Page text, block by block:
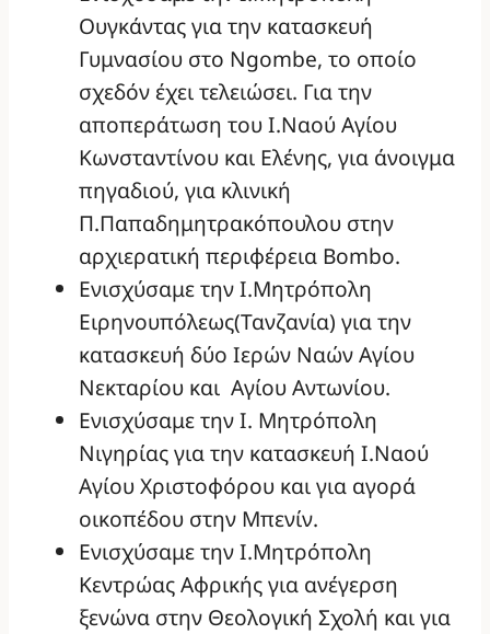
Ουγκάντας για την κατασκευή
Γυμνασίου στο Ngombe, το οποίο
σχεδόν έχει τελειώσει. Για την
αποπεράτωση του Ι.Ναού Αγίου
Κωνσταντίνου και Ελένης, για άνοιγμα
πηγαδιού, για κλινική
Π.Παπαδημητρακόπουλου στην
αρχιερατική περιφέρεια Bombo.
Ενισχύσαμε την Ι.Μητρόπολη
Ειρηνουπόλεως(Τανζανία) για την
κατασκευή δύο Ιερών Ναών Αγίου
Νεκταρίου και Αγίου Αντωνίου.
Ενισχύσαμε την Ι. Μητρόπολη
Νιγηρίας για την κατασκευή Ι.Ναού
Αγίου Χριστοφόρου και για αγορά
οικοπέδου στην Μπενίν.
Ενισχύσαμε την Ι.Μητρόπολη
Κεντρώας Αφρικής για ανέγερση
ξενώνα στην Θεολογική Σχολή και για